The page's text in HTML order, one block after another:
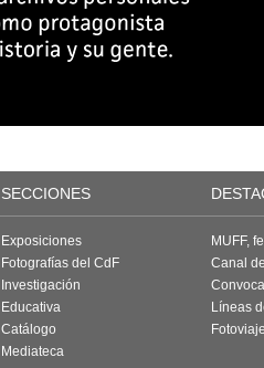
SECCIONES
Exposiciones
Fotografías del CdF
Investigación
Educativa
Catálogo
Mediateca
MUFF,
Canal
Líneas